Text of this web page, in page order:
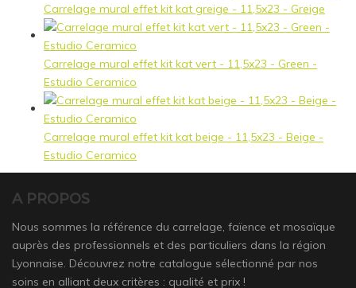
Carrelage mural effet kit kat greige - 11,5x23 - Greige
Carrelage mural effet kit kat vert - 11,5x23 - Green -
Estudio Ceramico
Carrelage mural effet kit kat beige - 11,5x23 - Beige -
Estudio Ceramico
A PROPOS
Nous sommes la référence du carrelage, faïence et mosaïque
auprès des professionnels et des particuliers dans la région
Lyonnaise. Découvrez notre catalogue sélectionné par nos
soins en alliant deux critères : qualité et prix !